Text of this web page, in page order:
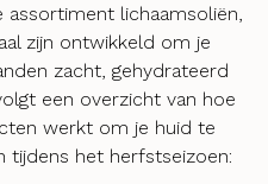
assortiment lichaamsoliën,
zijn ontwikkeld om je
zacht, gehydrateerd
een overzicht van hoe
werkt om je huid te
tijdens het herfstseizoen: